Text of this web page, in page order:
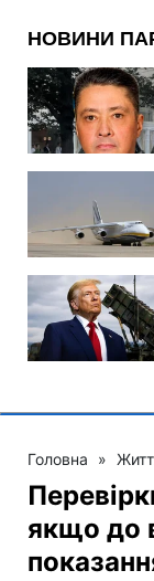
Головна »
якщо до